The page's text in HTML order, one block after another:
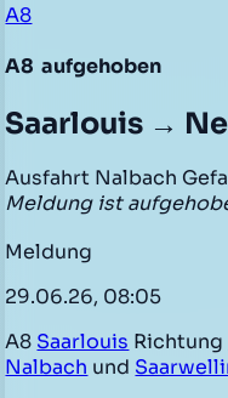
A8
A8 aufgehoben
Saarlouis →
Ausfahrt Nalbach
Meldung ist
Meldung
29.06.26, 08:05
A8 Saarlouis Richtung
Nalbach und